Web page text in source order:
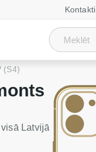
Kontakti
(S4)
Latvijā